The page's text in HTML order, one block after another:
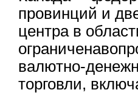
провинций и
центра в
валютно-
торговли,